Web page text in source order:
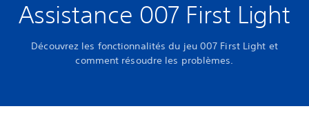
Assistance 007 First Light
Découvrez les fonctionnalités du jeu 007 First Light et
comment résoudre les problèmes.